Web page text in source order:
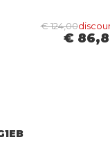
€ 124,00
€